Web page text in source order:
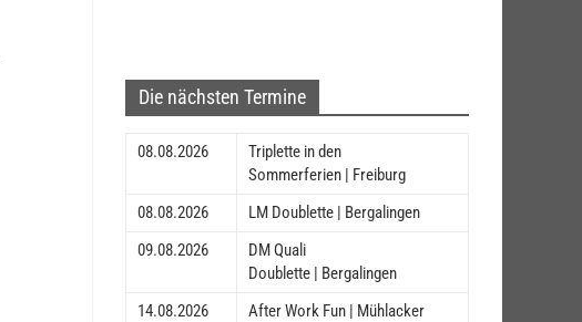
Die nächsten Termine
08.08.2026
Triplette in den
Sommerferien | Freiburg
08.08.2026
LM Doublette | Bergalingen
09.08.2026
DM Quali
Doublette | Bergalingen
14.08.2026
After Work Fun | Mühlacker